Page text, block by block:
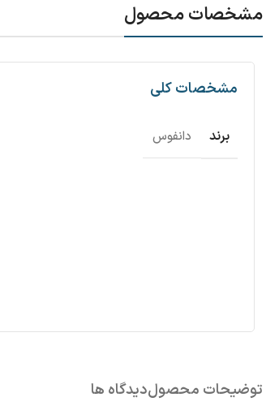
مشخصات محصول
مشخصات کلی
برند دانفوس
توضیحات محصولدیدگاه ها